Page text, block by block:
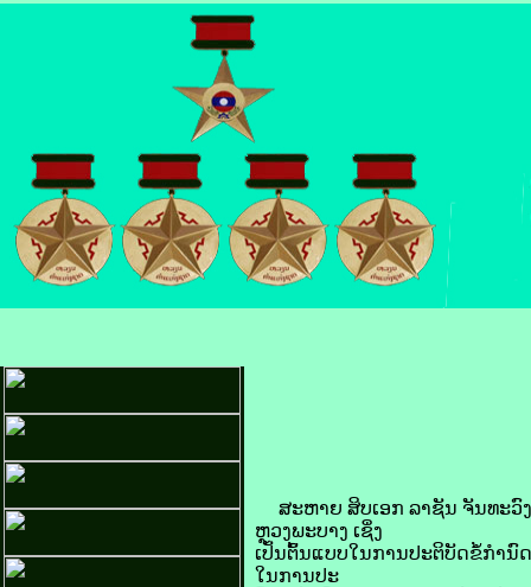
ສະຫາຍ ສິບເອກ ລາຊັນ ຈັນທະວົ
ຫຼວງພະບາງ ເຊິ່ງ
ເປັນຕົ້ນແບບໃນການປະຕິບັດຂໍ້ກໍານົ
ໃນການປະ